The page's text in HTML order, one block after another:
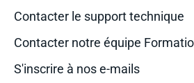
Contacter le support technique
Contacter notre équipe
S'inscrire à nos e-mails